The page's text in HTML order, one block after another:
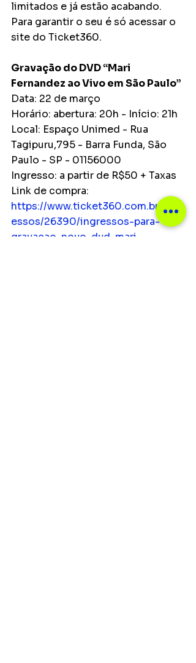
limitados e já estão acabando.
Para garantir o seu é só acessar o
site do Ticket360.
Gravação do DVD “Mari
Fernandez ao Vivo em São Paulo”
Data: 22 de março
Horário: abertura: 20h - Início: 21h
Local: Espaço Unimed - Rua
Tagipuru,795 - Barra Funda, São
Paulo - SP - 01156000
Ingresso: a partir de R$50 + Taxas
Link de compra:
https://www.ticket360.com.br/ingr
essos/26390/ingressos-para-
gravacao-novo-dvd-mari-